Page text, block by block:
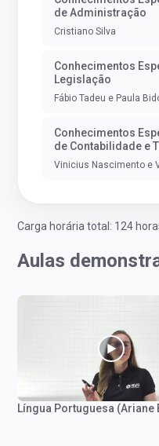
de Administração
Cristiano Silva
Conhecimentos
Legislação
Fábio Tadeu e Paula
Conhecimentos
de Contabilidade e
Vinicius Nascimento e
Carga horária total: 124
Aulas
Língua Portuguesa (Ariane